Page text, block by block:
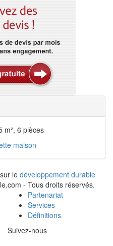
m², 6 pièces
maison
le développement durable
- Tous droits réservés.
Partenariat
Services
Définitions
Suivez-nous